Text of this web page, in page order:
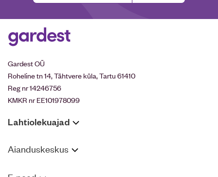
Gardest OÜ
Roheline tn 14, Tähtvere küla, Tartu 61410
Reg nr 14246756
KMKR nr EE101978099
Lahtiolekuajad
Aianduskeskus